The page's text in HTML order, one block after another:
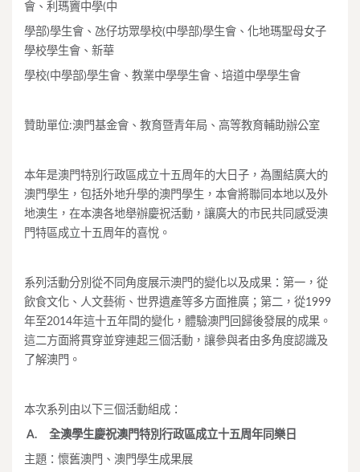
會、利瑪竇中學(中
學部)學生會、氹仔坊眾學校(中學部)學生會、化地瑪聖母女子
學校學生會、新華
學校(中學部)學生會、教業中學學生會、培道中學學生會
贊助單位:澳門基金會、教育暨青年局、高等教育輔助辦公室
本年是澳門特別行政區成立十五周年的大日子，為團結廣大的
澳門學生，包括外地升學的澳門學生，本會將聯同本地以及外
地澳生，在本澳各地舉辦慶祝活動，讓廣大的市民共同感受澳
門特區成立十五周年的喜悅。
系列活動分別從不同角度展示澳門的變化以及成果：第一，從
飲食文化、人文藝術、世界遺產等多方面推廣；第二，從1999
年至2014年這十五年間的變化，體驗澳門回歸後發展的成果。
這二方面將貫穿並穿連起三個活動，讓參與者由多角度認識及
了解澳門。
本次系列由以下三個活動組成：
A. 全澳學生慶祝澳門特別行政區成立十五周年同樂日
主題：懷舊澳門、澳門學生成果展